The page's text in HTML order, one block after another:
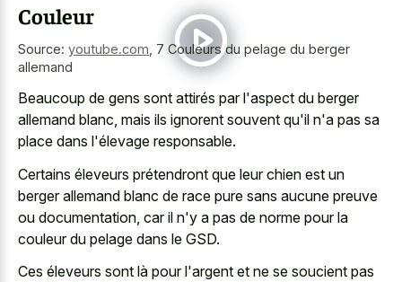
Couleur
Source: youtube.com 7 Couleurs du pelage du berger
allemand
Beaucoup de gens sont attirés par l'aspect du berger
allemand blanc, mais ils ignorent souvent qu'il n'a pas sa
place dans l'élevage responsable.
Certains éleveurs prétendront que leur chien est un
berger allemand blanc de race pure sans aucune preuve
ou documentation, car il n'y a pas de norme pour la
couleur du pelage dans le GSD.
Ces éleveurs sont là pour l'argent et ne se soucient pas